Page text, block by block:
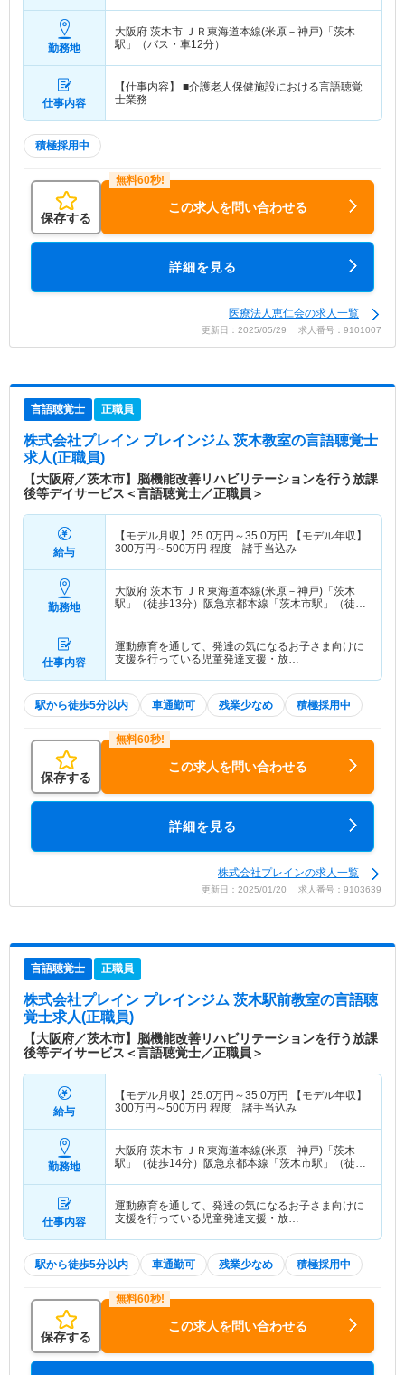
勤務地
大阪府 茨木市 ＪＲ東海道本線(米原－神戸)「茨木
駅」（バス・車12分）
仕事内容
【仕事内容】 ■介護老人保健施設における言語聴覚
士業務
積極採用中
保存する
この求人を問い合わせる
詳細を見る
医療法人恵仁会の求人一覧
更新日：2025/05/29 求人番号：9101007
言語聴覚士 正職員
株式会社プレイン プレインジム 茨木教室の言語聴覚士
求人(正職員)
【大阪府／茨木市】脳機能改善リハビリテーションを行う放課
後等デイサービス＜言語聴覚士／正職員＞
給与
【モデル月収】 25.0万円～35.0万円
【モデル年収】
300万円～500万円 程度 諸手当込み
勤務地
大阪府 茨木市 ＪＲ東海道本線(米原－神戸)「茨木
駅」（徒歩13分）阪急京都本線「茨木市駅」（徒歩
仕事内容
運動療育を通して、発達の気になるお子さま向けに
支援を行っている児童発達支援・放…
駅から徒歩5分以内 車通勤可 残業少なめ 積極採用中
保存する
この求人を問い合わせる
詳細を見る
株式会社プレインの求人一覧
更新日：2025/01/20 求人番号：9103639
言語聴覚士 正職員
株式会社プレイン プレインジム 茨木駅前教室の言語聴
覚士求人(正職員)
【大阪府／茨木市】脳機能改善リハビリテーションを行う放課
後等デイサービス＜言語聴覚士／正職員＞
給与
【モデル月収】 25.0万円～35.0万円
【モデル年収】
300万円～500万円 程度 諸手当込み
勤務地
大阪府 茨木市 ＪＲ東海道本線(米原－神戸)「茨木
駅」（徒歩14分）阪急京都本線「茨木市駅」（徒歩
仕事内容
運動療育を通して、発達の気になるお子さま向けに
支援を行っている児童発達支援・放…
駅から徒歩5分以内 車通勤可 残業少なめ 積極採用中
保存する
この求人を問い合わせる